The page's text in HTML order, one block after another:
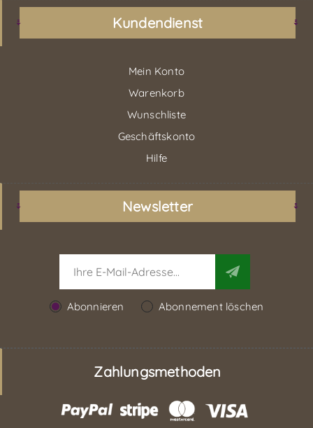
Kundendienst
Mein Konto
Warenkorb
Wunschliste
Geschäftskonto
Hilfe
Newsletter
Abonnieren Abonnement löschen
Zahlungsmethoden